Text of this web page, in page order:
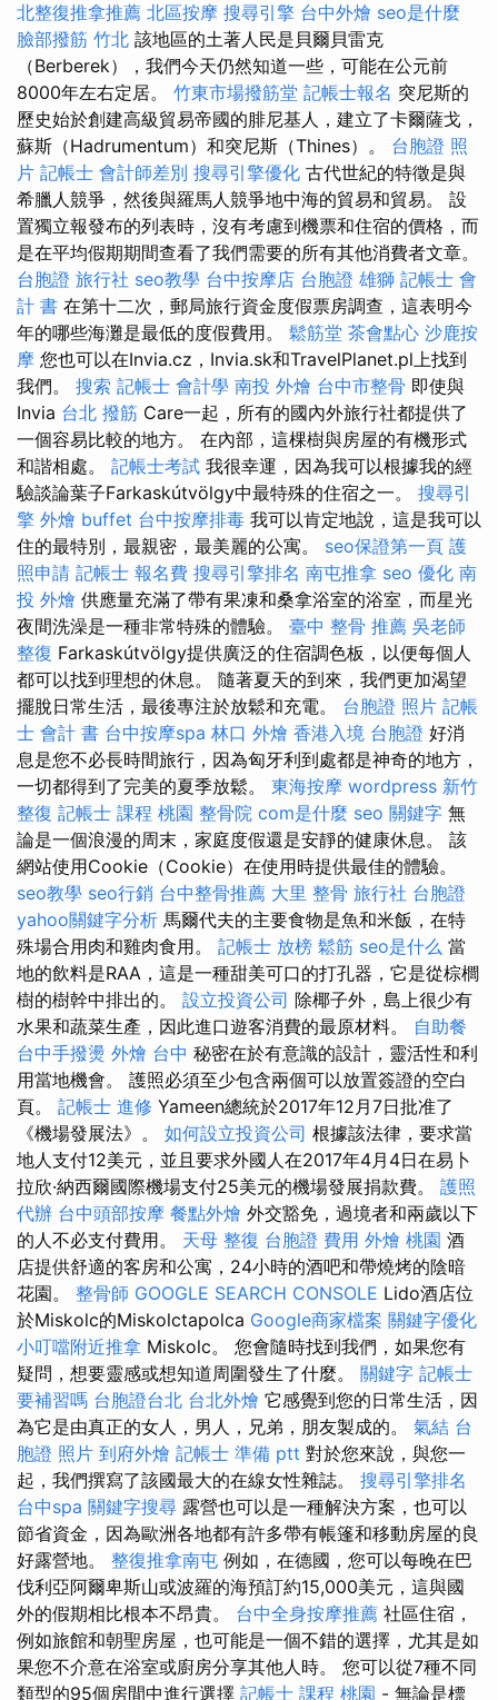
北整復推拿推薦 北區按摩 搜尋引擎 台中外燴 seo是什麼
臉部撥筋 竹北 該地區的土著人民是貝爾貝雷克
（Berberek），我們今天仍然知道一些，可能在公元前
8000年左右定居。 竹東市場撥筋堂 記帳士報名 突尼斯的
歷史始於創建高級貿易帝國的腓尼基人，建立了卡爾薩戈，
蘇斯（Hadrumentum）和突尼斯（Thines）。 台胞證 照
片 記帳士 會計師差別 搜尋引擎優化 古代世紀的特徵是與
希臘人競爭，然後與羅馬人競爭地中海的貿易和貿易。 設
置獨立報發布的列表時，沒有考慮到機票和住宿的價格，而
是在平均假期期間查看了我們需要的所有其他消費者文章。
台胞證 旅行社 seo教學 台中按摩店 台胞證 雄獅 記帳士 會
計 書 在第十二次，郵局旅行資金度假票房調查，這表明今
年的哪些海灘是最低的度假費用。 鬆筋堂 茶會點心 沙鹿按
摩 您也可以在Invia.cz，Invia.sk和TravelPlanet.pl上找到
我們。 搜索 記帳士 會計學 南投 外燴 台中市整骨 即使與
Invia 台北 撥筋 Care一起，所有的國內外旅行社都提供了
一個容易比較的地方。 在內部，這棵樹與房屋的有機形式
和諧相處。 記帳士考試 我很幸運，因為我可以根據我的經
驗談論葉子Farkaskútvölgy中最特殊的住宿之一。 搜尋引
擎 外燴 buffet 台中按摩排毒 我可以肯定地說，這是我可以
住的最特別，最親密，最美麗的公寓。 seo保證第一頁 護
照申請 記帳士 報名費 搜尋引擎排名 南屯推拿 seo 優化 南
投 外燴 供應量充滿了帶有果凍和桑拿浴室的浴室，而星光
夜間洗澡是一種非常特殊的體驗。 臺中 整骨 推薦 吳老師
整復 Farkaskútvölgy提供廣泛的住宿調色板，以便每個人
都可以找到理想的休息。 隨著夏天的到來，我們更加渴望
擺脫日常生活，最後專注於放鬆和充電。 台胞證 照片 記帳
士 會計 書 台中按摩spa 林口 外燴 香港入境 台胞證 好消
息是您不必長時間旅行，因為匈牙利到處都是神奇的地方，
一切都得到了完美的夏季放鬆。 東海按摩 wordpress 新竹
整復 記帳士 課程 桃園 整骨院 com是什麼 seo 關鍵字 無
論是一個浪漫的周末，家庭度假還是安靜的健康休息。 該
網站使用Cookie（Cookie）在使用時提供最佳的體驗。
seo教學 seo行銷 台中整骨推薦 大里 整骨 旅行社 台胞證
yahoo關鍵字分析 馬爾代夫的主要食物是魚和米飯，在特
殊場合用肉和雞肉食用。 記帳士 放榜 鬆筋 seo是什么 當
地的飲料是RAA，這是一種甜美可口的打孔器，它是從棕櫚
樹的樹幹中排出的。 設立投資公司 除椰子外，島上很少有
水果和蔬菜生產，因此進口遊客消費的最原材料。 自助餐
台中手撥燙 外燴 台中 秘密在於有意識的設計，靈活性和利
用當地機會。 護照必須至少包含兩個可以放置簽證的空白
頁。 記帳士 進修 Yameen總統於2017年12月7日批准了
《機場發展法》。 如何設立投資公司 根據該法律，要求當
地人支付12美元，並且要求外國人在2017年4月4日在易卜
拉欣·納西爾國際機場支付25美元的機場發展捐款費。 護照
代辦 台中頭部按摩 餐點外燴 外交豁免，過境者和兩歲以下
的人不必支付費用。 天母 整復 台胞證 費用 外燴 桃園 酒
店提供舒適的客房和公寓，24小時的酒吧和帶燒烤的陰暗
花園。 整骨師 GOOGLE SEARCH CONSOLE Lido酒店位
於Miskolc的Miskolctapolca Google商家檔案 關鍵字優化
小叮噹附近推拿 Miskolc。 您會隨時找到我們，如果您有
疑問，想要靈感或想知道周圍發生了什麼。 關鍵字 記帳士
要補習嗎 台胞證台北 台北外燴 它感覺到您的日常生活，因
為它是由真正的女人，男人，兄弟，朋友製成的。 氣結 台
胞證 照片 到府外燴 記帳士 準備 ptt 對於您來說，與您一
起，我們撰寫了該國最大的在線女性雜誌。 搜尋引擎排名
台中spa 關鍵字搜尋 露營也可以是一種解決方案，也可以
節省資金，因為歐洲各地都有許多帶有帳篷和移動房屋的良
好露營地。 整復推拿南屯 例如，在德國，您可以每晚在巴
伐利亞阿爾卑斯山或波羅的海預訂約15,000美元，這與國
外的假期相比根本不昂貴。 台中全身按摩推薦 社區住宿，
例如旅館和朝聖房屋，也可能是一個不錯的選擇，尤其是如
果您不介意在浴室或廚房分享其他人時。 您可以從7種不同
類型的95個房間中進行選擇 記帳士 課程 桃園 - 無論是標